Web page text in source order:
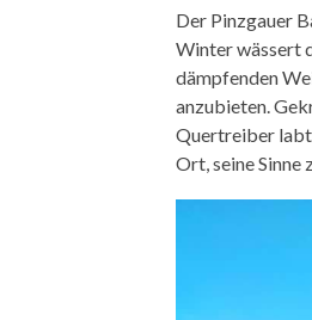
Der Pinzgauer
Winter wässert
dämpfenden
anzubieten.
Quertreiber labt
Ort, seine